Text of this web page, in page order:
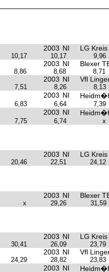
2003 NI LG
10,17 10,17 9,96
2003 NI Blexer
8,86 8,68 8,71
2003 NI Vfl
7,51 8,26 8,13
2003 NI
6,83 6,64 7,39
2003 NI
7,75 6,74 x
2003 NI LG
20,46 22,51 24,12
2003 NI Blexer
x 29,26 31,59
2003 NI LG
30,41 26,09 23,79
2003 NI Vfl
24,29 28,82 23,83
2003 NI